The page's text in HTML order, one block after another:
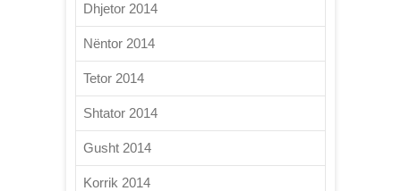
Dhjetor 2014
Nëntor 2014
Tetor 2014
Shtator 2014
Gusht 2014
Korrik 2014